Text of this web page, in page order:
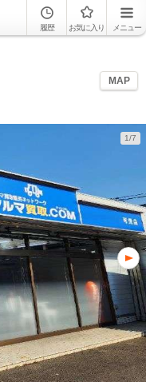
履歴 お気に入り メニュー
MAP
1/7